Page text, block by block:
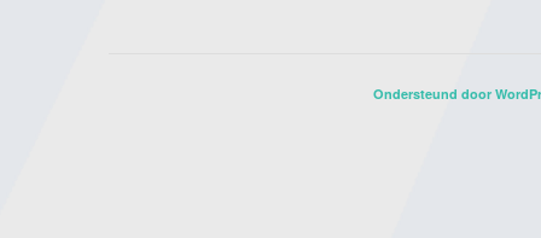
Ondersteund door